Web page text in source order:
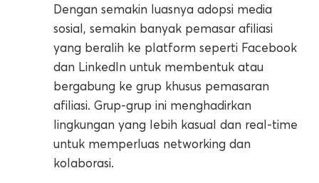
Dengan semakin luasnya adopsi media
sosial, semakin banyak pemasar afiliasi
yang beralih ke platform seperti Facebook
dan LinkedIn untuk membentuk atau
bergabung ke grup khusus pemasaran
afiliasi. Grup-grup ini menghadirkan
lingkungan yang lebih kasual dan real-time
untuk memperluas networking dan
kolaborasi.